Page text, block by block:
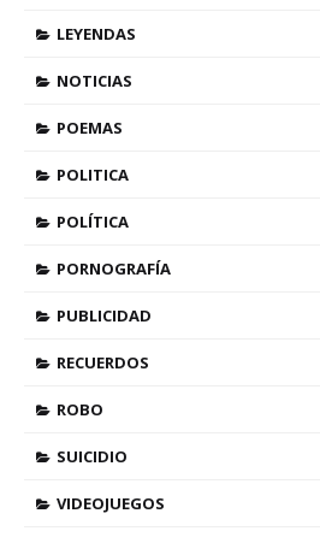
LEYENDAS
NOTICIAS
POEMAS
POLITICA
POLÍTICA
PORNOGRAFÍA
PUBLICIDAD
RECUERDOS
ROBO
SUICIDIO
VIDEOJUEGOS